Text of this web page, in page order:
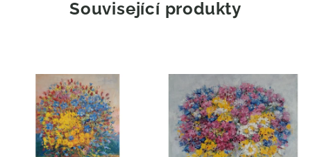
Související produkty